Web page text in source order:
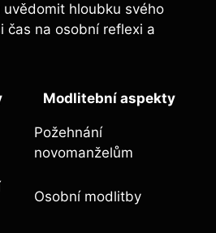
hloubku svého
čas na osobní reflexi a
Modlitební aspekty
Požehnání
novomanželům
Osobní modlitby